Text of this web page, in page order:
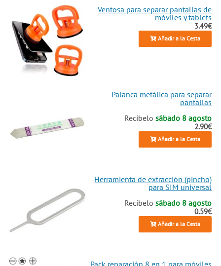
Ventosa para separar pantallas de
móviles y tablets
3.49€
Añadir a la Cesta
Palanca metálica para separar
pantallas
Recíbelosábado 8 agosto
2.90€
Añadir a la Cesta
Herramienta de extracción (pincho)
para SIM universal
Recíbelosábado 8 agosto
0.59€
Añadir a la Cesta